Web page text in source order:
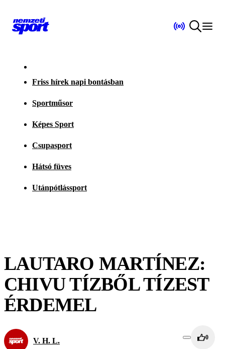
Friss hírek napi bontásban
Sportműsor
Képes Sport
Csupasport
Hátsó füves
Utánpótlássport
LAUTARO MARTÍNEZ:
CHIVU TÍZBŐL TÍZEST
ÉRDEMEL
V. H. L. 0